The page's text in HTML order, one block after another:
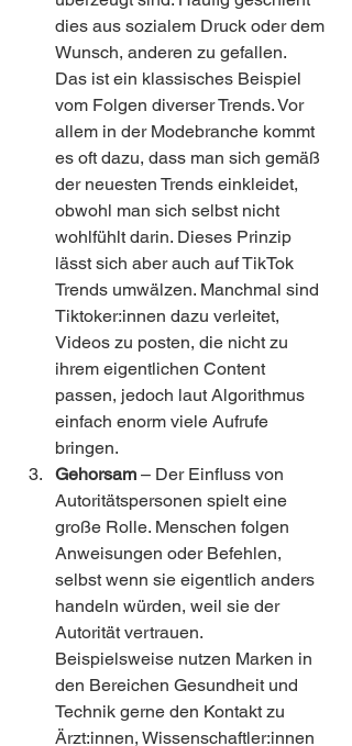
dies aus sozialem Druck oder dem
Wunsch, anderen zu gefallen.
Das ist ein klassisches Beispiel
vom Folgen diverser Trends. Vor
allem in der Modebranche kommt
es oft dazu, dass man sich gemäß
der neuesten Trends einkleidet,
obwohl man sich selbst nicht
wohlfühlt darin. Dieses Prinzip
lässt sich aber auch auf TikTok
Trends umwälzen. Manchmal sind
Tiktoker:innen dazu verleitet,
Videos zu posten, die nicht zu
ihrem eigentlichen Content
passen, jedoch laut Algorithmus
einfach enorm viele Aufrufe
bringen.
Gehorsam – Der Einfluss von
Autoritätspersonen spielt eine
große Rolle. Menschen folgen
Anweisungen oder Befehlen,
selbst wenn sie eigentlich anders
handeln würden, weil sie der
Autorität vertrauen.
Beispielsweise nutzen Marken in
den Bereichen Gesundheit und
Technik gerne den Kontakt zu
Ärzt:innen, Wissenschaftler:innen